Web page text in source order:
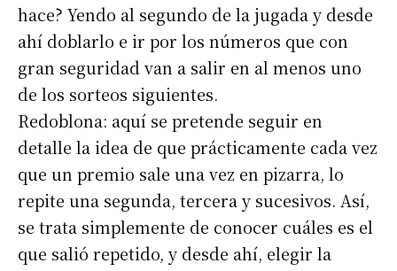
hace? Yendo al segundo de la jugada y desde
ahí doblarlo e ir por los números que con
gran seguridad van a salir en al menos uno
de los sorteos siguientes.
Redoblona: aquí se pretende seguir en
detalle la idea de que prácticamente cada vez
que un premio sale una vez en pizarra, lo
repite una segunda, tercera y sucesivos. Así,
se trata simplemente de conocer cuáles es el
que salió repetido, y desde ahí, elegir la